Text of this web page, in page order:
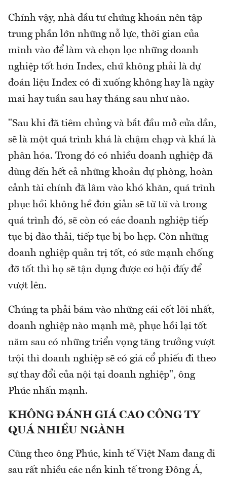
Chính vậy, nhà đầu tư chứng khoán nên tập
trung phần lớn những nỗ lực, thời gian của
mình vào để làm và chọn lọc những doanh
nghiệp tốt hơn Index, chứ không phải là dự
đoán liệu Index có đi xuống không hay là ngày
mai hay tuần sau hay tháng sau như nào.
"Sau khi đã tiêm chủng và bắt đầu mở cửa dần,
sẽ là một quá trình khá là chậm chạp và khá là
phân hóa. Trong đó có nhiều doanh nghiệp đã
dùng đến hết cả những khoản dự phòng, hoàn
cảnh tài chính đã lâm vào khó khăn, quá trình
phục hồi không hề đơn giản sẽ từ từ và trong
quá trình đó, sẽ còn có các doanh nghiệp tiếp
tục bị đào thải, tiếp tục bị bo hẹp. Còn những
doanh nghiệp quản trị tốt, có sức mạnh chống
đỡ tốt thì họ sẽ tận dụng được cơ hội đấy để
vượt lên.
Chúng ta phải bám vào những cái cốt lõi nhất,
doanh nghiệp nào mạnh mẽ, phục hồi lại tốt
năm sau có những triển vọng tăng trưởng vượt
trội thì doanh nghiệp sẽ có giá cổ phiếu đi theo
sự thay đổi của nội tại doanh nghiệp", ông
Phúc nhấn mạnh.
KHÔNG ĐÁNH GIÁ CAO CÔNG TY
QUÁ NHIỀU NGÀNH
Cũng theo ông Phúc, kinh tế Việt Nam đang đi
sau rất nhiều các nền kinh tế trong Đông Á,